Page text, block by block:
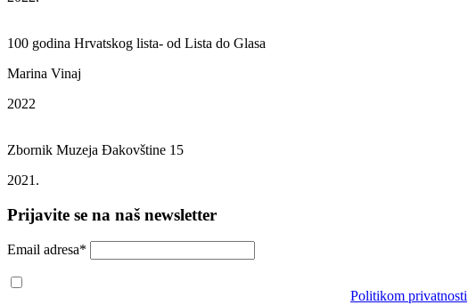
100 godina Hrvatskog lista- od Lista do Glasa
Marina Vinaj
2022
Zbornik Muzeja Đakovštine 15
2021.
Prijavite se na naš newsletter
Email adresa*
Politikom privatnosti